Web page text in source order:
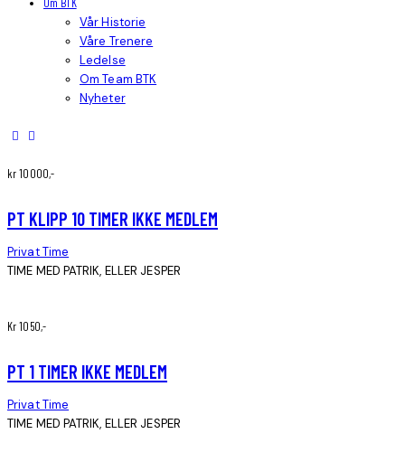
Om BTK
Vår Historie
Våre Trenere
Ledelse
Om Team BTK
Nyheter
kr 10000,-
PT KLIPP 10 TIMER IKKE MEDLEM
Privat Time
TIME MED PATRIK, ELLER JESPER
Kr 1050,-
PT 1 TIMER IKKE MEDLEM
Privat Time
TIME MED PATRIK, ELLER JESPER